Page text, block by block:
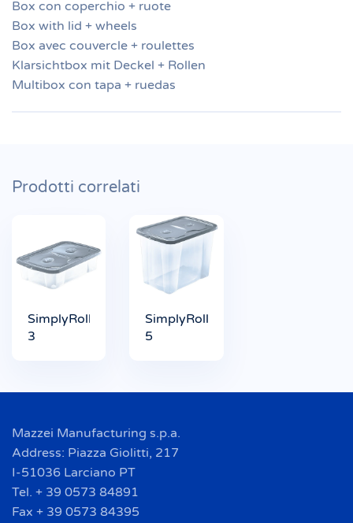
Box con coperchio + ruote
Box with lid + wheels
Box avec couvercle + roulettes
Klarsichtbox mit Deckel + Rollen
Multibox con tapa + ruedas
Prodotti correlati
SimplyRoller
3
SimplyRoller
5
Mazzei Manufacturing s.p.a.
Address: Piazza Giolitti, 217
I-51036 Larciano PT
Tel. + 39 0573 84891
Fax + 39 0573 84395